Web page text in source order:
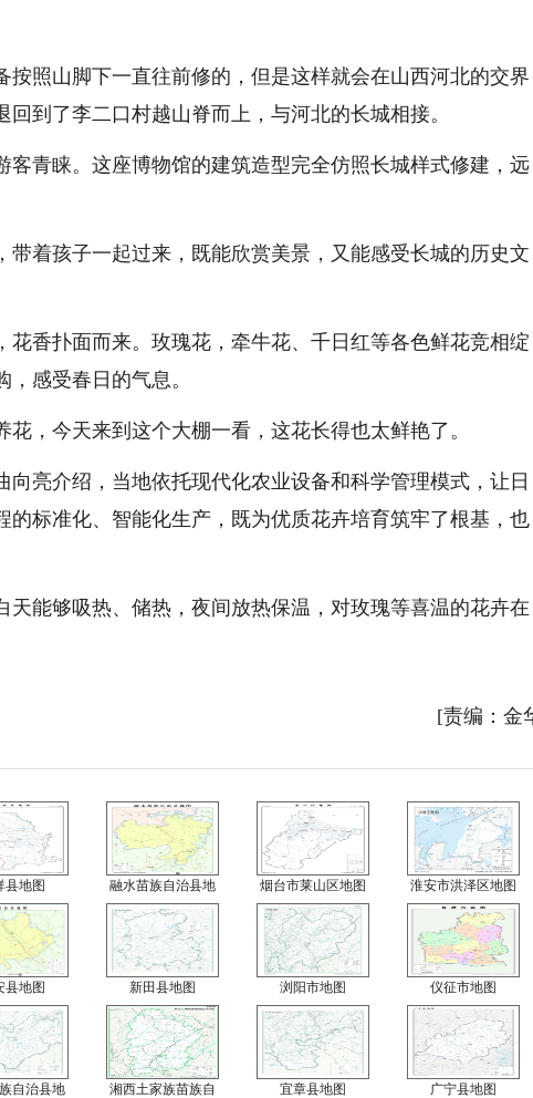
照山脚下一直往前修的，但是这样就会在山西河北的交界
到了李二口村越山脊而上，与河北的长城相接。
青睐。这座博物馆的建筑造型完全仿照长城样式修建，远
着孩子一起过来，既能欣赏美景，又能感受长城的历史文
香扑面而来。玫瑰花，牵牛花、千日红等各色鲜花竞相绽
感受春日的气息。
今天来到这个大棚一看，这花长得也太鲜艳了。
亮介绍，当地依托现代化农业设备和科学管理模式，让日
标准化、智能化生产，既为优质花卉培育筑牢了根基，也
能够吸热、储热，夜间放热保温，对玫瑰等喜温的花卉在
[责编：金
县地图 融水苗族自治县地 烟台市莱山区地图 淮安市洪泽区地图
县地图 新田县地图 浏阳市地图 仪征市地图
自治县地 湘西土家族苗族自 宜章县地图 广宁县地图